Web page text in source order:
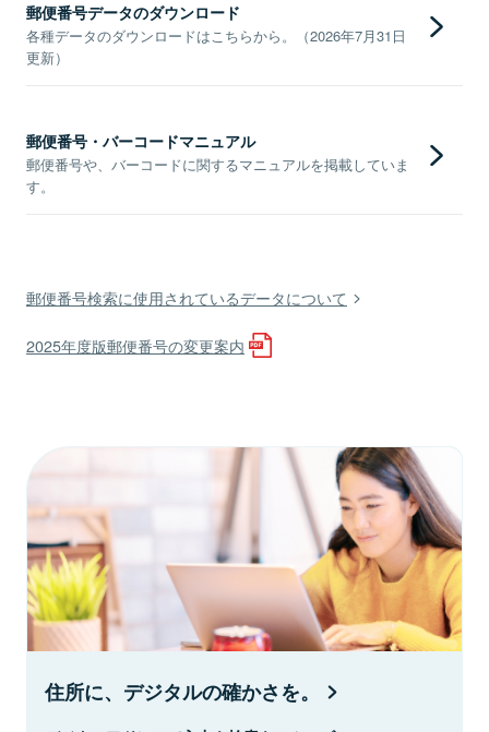
郵便番号データのダウンロード
各種データのダウンロードはこちらから。（2026年7月31日
更新）
郵便番号・バーコードマニュアル
郵便番号や、バーコードに関するマニュアルを掲載していま
す。
郵便番号検索に使用されているデータについて
2025年度版郵便番号の変更案内
住所に、デジタルの確かさを。